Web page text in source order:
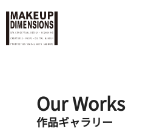
Our Works
作品ギャラリー